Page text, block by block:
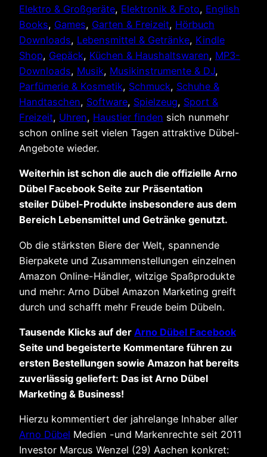
Elektro & Großgeräte, Elektronik & Foto, English
Books, Games, Garten & Freizeit, Hörbuch
Downloads, Lebensmittel & Getränke, Kindle
Shop, Gepäck, Küchen & Haushaltswaren, MP3-
Downloads, Musik, Musikinstrumente & DJ,
Parfümerie & Kosmetik, Schmuck, Schuhe &
Handtaschen, Software, Spielzeug, Sport &
Freizeit, Uhren, Haustier finden sich nunmehr
schon online seit vielen Tagen attraktive Dübel-
Angebote wieder.
Weiterhin ist schon die auch die offizielle Arno
Dübel Facebook Seite zur Präsentation
steiler Dübel-Produkte insbesondere aus dem
Bereich Lebensmittel und Getränke genutzt.
Ob die stärksten Biere der Welt, spannende
Bierpakete und Zusammenstellungen einzelnen
Amazon Online-Händler, witzige Spaßprodukte
und mehr: Arno Dübel Amazon Marketing greift
durch und schafft mehr Freude beim Dübeln.
Tausende Klicks auf der Arno Dübel Facebook
Seite und begeisterte Kommentare führen zu
ersten Bestellungen sowie Amazon hat bereits
zuverlässig geliefert: Das ist Arno Dübel
Marketing & Business!
Hierzu kommentiert der jahrelange Inhaber aller
Arno Dübel Medien -und Markenrechte seit 2011
Investor Marcus Wenzel (29) Aachen konkret: